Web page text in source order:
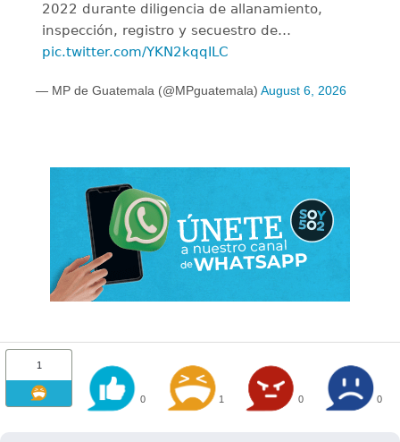
2022 durante diligencia de allanamiento,
inspección, registro y secuestro de…
pic.twitter.com/YKN2kqqILC
— MP de Guatemala (@MPguatemala) August 6, 2026
1
0 1 0 0